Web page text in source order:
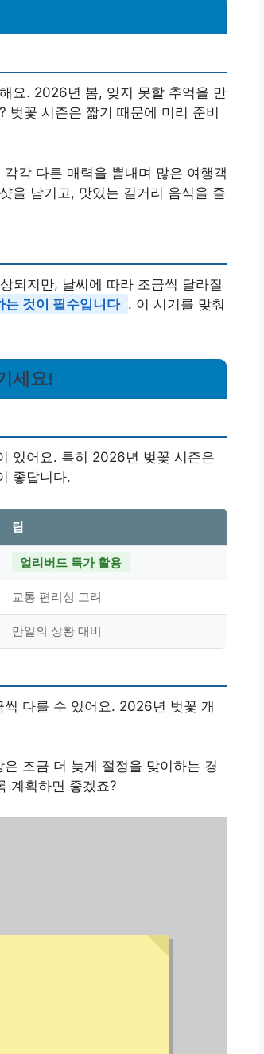
요. 2026년 봄, 잊지 못할 추억을 만
벚꽃 시즌은 짧기 때문에 미리 준비
각 다른 매력을 뽐내며 많은 여행객
을 남기고, 맛있는 길거리 음식을 즐
되지만, 날씨에 따라 조금씩 달라질
는 것이 필수입니다 . 이 시기를 맞춰
세요!
있어요. 특히 2026년 벚꽃 시즌은
좋답니다.
팁
얼리버드 특가 활용
교통 편리성 고려
만일의 상황 대비
다를 수 있어요. 2026년 벚꽃 개
은 조금 더 늦게 절정을 맞이하는 경
계획하면 좋겠죠?